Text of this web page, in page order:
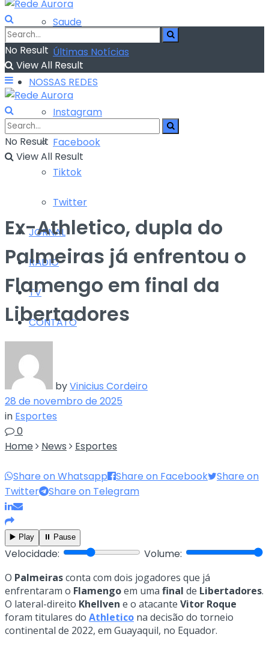
Saude
Últimas Notícias
NOSSAS REDES
Instagram
Facebook
Tiktok
Twitter
JORNAL
RÁDIO
TV
CONTATO
No Result
View All Result
No Result
View All Result
Ex-Athletico, dupla do
Palmeiras já enfrentou o
Flamengo em final da
Libertadores
byVinicius Cordeiro
28 de novembro de 2025
in Esportes
0
Home
News Esportes
Share on Whatsapp Share on Facebook
Share on
Twitter
Share on Telegram
▶️ Play ⏸️ Pause
Velocidade: Volume:
O Palmeirasconta com dois jogadores que já
enfrentaram o Flamengoem uma final de Libertadores.
O lateral-direito Khellven e o atacante Vitor Roque
foram titulares do Athletico na decisão do torneio
continental de 2022, em Guayaquil, no Equador.